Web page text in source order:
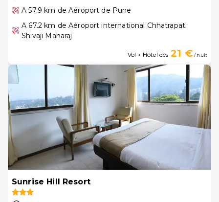
A 57.9 km de Aéroport de Pune
A 67.2 km de Aéroport international Chhatrapati
Shivaji Maharaj
Vol + Hôtel dès 21 €/ nuit
Sunrise Hill Resort